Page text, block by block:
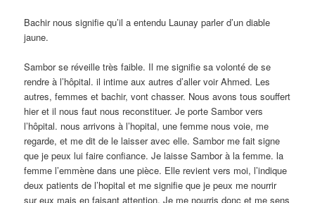
Bachir nous signifie qu’il a entendu Launay parler d’un diable
jaune.
Sambor se réveille très faible. Il me signifie sa volonté de se
rendre à l’hôpital. il intime aux autres d’aller voir Ahmed. Les
autres, femmes et bachir, vont chasser. Nous avons tous souffert
hier et il nous faut nous reconstituer. Je porte Sambor vers
l’hôpital. nous arrivons à l’hopital, une femme nous voie, me
regarde, et me dit de le laisser avec elle. Sambor me fait signe
que je peux lui faire confiance. Je laisse Sambor à la femme. la
femme l’emmène dans une pièce. Elle revient vers moi, l’indique
deux patients de l’hopital et me signifie que je peux me nourrir
sur eux mais en faisant attention. Je me nourris donc et me sens